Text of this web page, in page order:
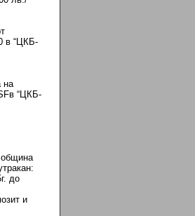
в “ЦКБ-
на
“ЦКБ-
до
и